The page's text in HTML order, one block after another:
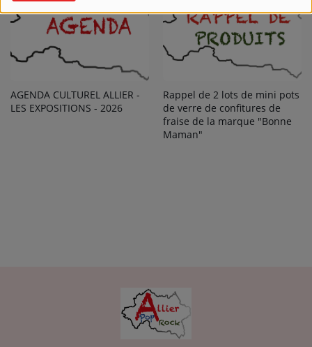
AGENDA CULTUREL ALLIER -
LES EXPOSITIONS - 2026
Rappel de 2 lots de mini pots
de verre de confitures de
fraise de la marque "Bonne
Maman"